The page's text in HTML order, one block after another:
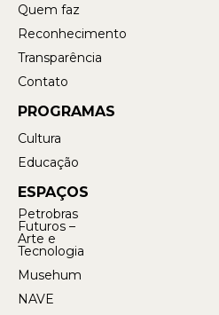
Quem faz
Reconhecimento
Transparência
Contato
PROGRAMAS
Cultura
Educação
ESPAÇOS
Petrobras
Futuros –
Arte e
Tecnologia
Musehum
NAVE